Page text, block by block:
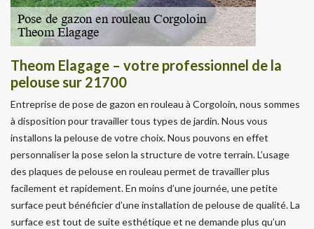
Theom Elagage – votre professionnel de la
pelouse sur 21700
Entreprise de pose de gazon en rouleau à Corgoloin, nous sommes
à disposition pour travailler tous types de jardin. Nous vous
installons la pelouse de votre choix. Nous pouvons en effet
personnaliser la pose selon la structure de votre terrain. L’usage
des plaques de pelouse en rouleau permet de travailler plus
facilement et rapidement. En moins d’une journée, une petite
surface peut bénéficier d’une installation de pelouse de qualité. La
surface est tout de suite esthétique et ne demande plus qu’un